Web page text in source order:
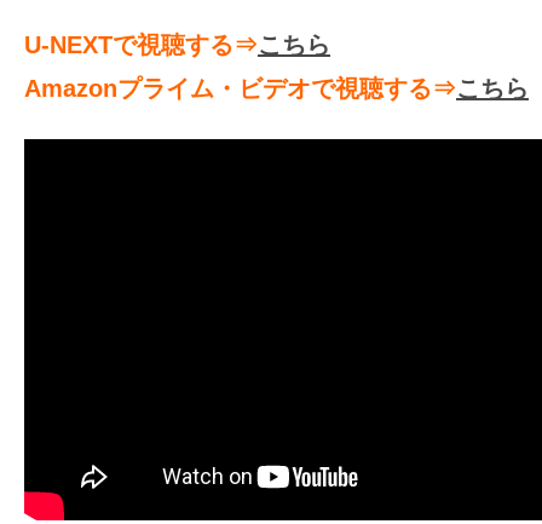
U-NEXTで視聴する⇒こちら
Amazonプライム・ビデオで視聴する⇒こちら